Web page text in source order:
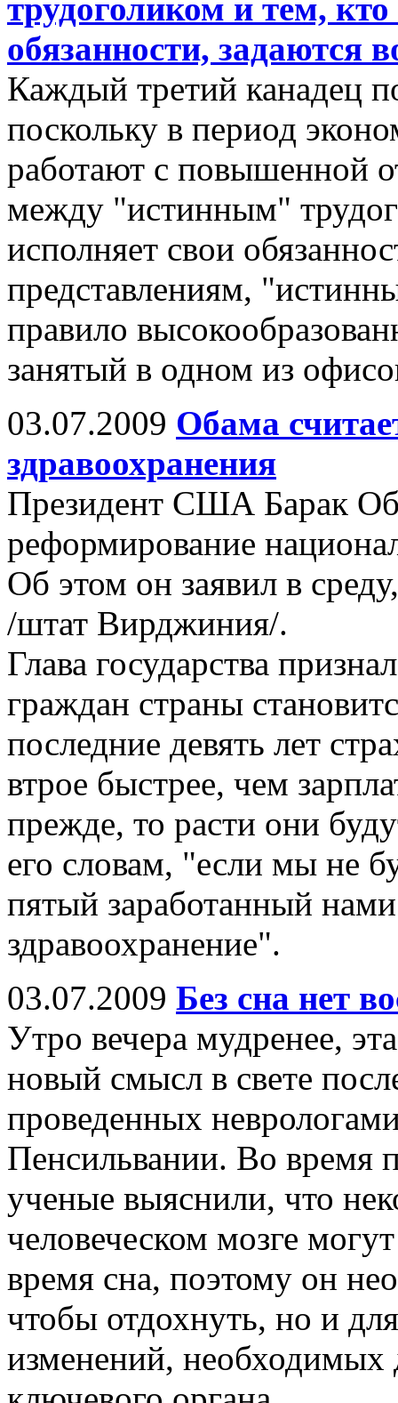
трудоголиком и тем,
обязанности, задаются
Каждый третий канадец
поскольку в период
работают с повышенной
между "истинным"
исполняет свои
представлениям,
правило
занятый в одном из
03.07.2009 Обама
здравоохранения
Президент США Барак
реформирование
Об этом он заявил в
/штат Вирджиния/.
Глава государства
граждан страны
последние девять лет
втрое быстрее, чем
прежде, то расти они
его словам, "если мы не
пятый заработанный
здравоохранение".
03.07.2009 Без сна нет
Утро вечера мудренее,
новый смысл в свете
проведенных
Пенсильвании. Во время
ученые выяснили, что
человеческом мозге
время сна, поэтому он
чтобы отдохнуть, но и
изменений, необходимых